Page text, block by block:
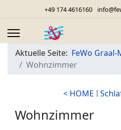
+49 174 4616160
Aktuelle Seite: FeWo
Wohnzimmer
< HOME I
Wohnzimmer